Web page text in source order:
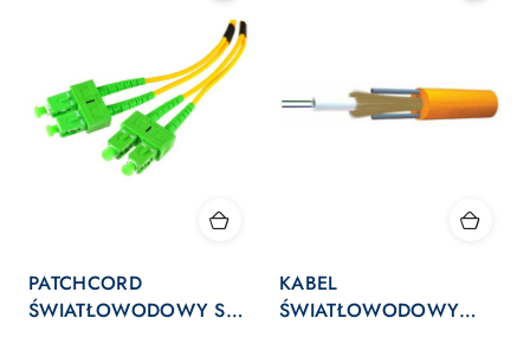
PATCHCORD
ŚWIATŁOWODOWY SM
KABEL
ŚWIATŁOWODOWY